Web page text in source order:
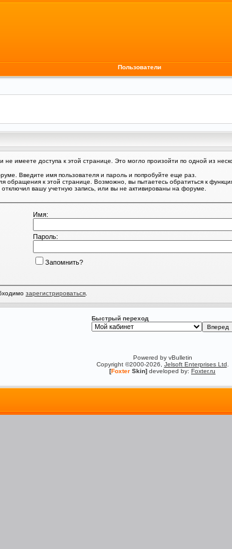
Пользователи
имеете доступа к этой странице. Это могло произойти по одной из
Введите имя пользователя и пароль и попробуйте еще раз.
обращения к этой странице. Возможно, вы пытаетесь обратиться к
вашу учетную запись, или вы не активированы на форуме.
Имя:
Пароль:
Запомнить?
зарегистрироваться
Быстрый переход
Powered by vBulletin
Copyright ©2000-2026, Jelsoft Enterprises Ltd
[Foxter Skin] developed by: Foxter.ru